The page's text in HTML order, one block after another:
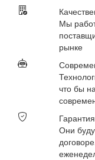
Мы
рынке
что бы
Они